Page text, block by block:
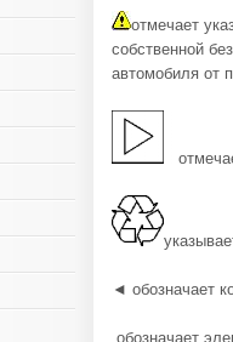
отмечает
собственной
автомобиля от
◄ обозначает
обозначает